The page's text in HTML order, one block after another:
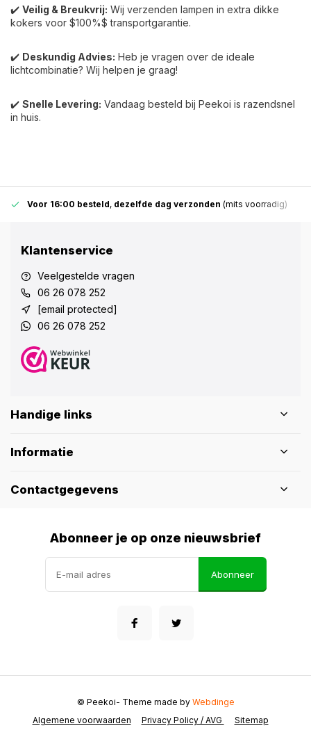
✔️ Veilig & Breukvrij: Wij verzenden lampen in extra dikke
kokers voor $100%$ transportgarantie.
✔️ Deskundig Advies: Heb je vragen over de ideale
lichtcombinatie? Wij helpen je graag!
✔️ Snelle Levering: Vandaag besteld bij Peekoi is razendsnel
in huis.
Voor 16:00 besteld, dezelfde dag verzonden (mits voorradig)
Klantenservice
Veelgestelde vragen
06 26 078 252
[email protected]
06 26 078 252
Handige links
Informatie
Contactgegevens
Abonneer je op onze nieuwsbrief
Abonneer
Algemene voorwaarden Privacy Policy / AVG Sitemap
© Peekoi- Theme made by Webdinge